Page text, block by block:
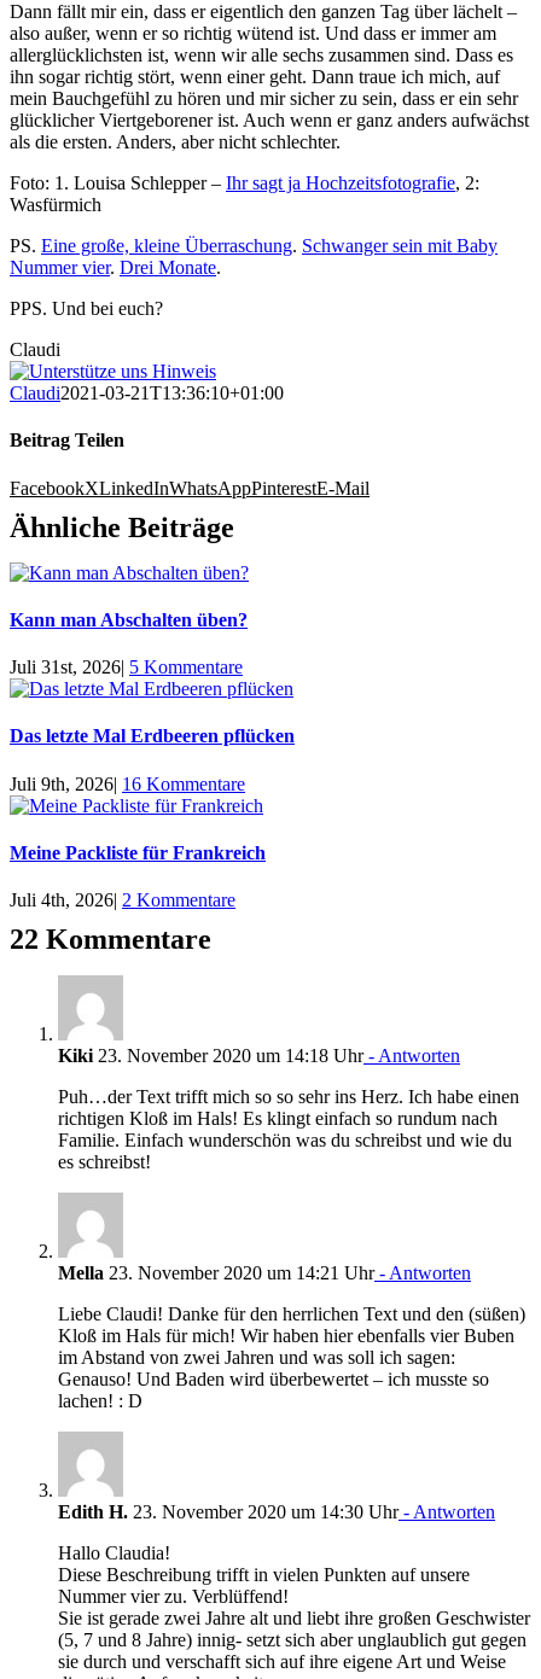
Dann fällt mir ein, dass er eigentlich den ganzen Tag über lächelt –
also außer, wenn er so richtig wütend ist. Und dass er immer am
allerglücklichsten ist, wenn wir alle sechs zusammen sind. Dass es
ihn sogar richtig stört, wenn einer geht. Dann traue ich mich, auf
mein Bauchgefühl zu hören und mir sicher zu sein, dass er ein sehr
glücklicher Viertgeborener ist. Auch wenn er ganz anders aufwächst
als die ersten. Anders, aber nicht schlechter.
Foto: 1. Louisa Schlepper – Ihr sagt ja Hochzeitsfotografie, 2:
Wasfürmich
PS. Eine große, kleine Überraschung. Schwanger sein mit Baby
Nummer vier. Drei Monate.
PPS. Und bei euch?
Claudi
Claudi2021-03-21T13:36:10+01:00
Beitrag Teilen
FacebookXLinkedInWhatsAppPinterestE-Mail
Ähnliche Beiträge
Kann man Abschalten üben?
Juli 31st, 2026| 5 Kommentare
Das letzte Mal Erdbeeren pflücken
Juli 9th, 2026| 16 Kommentare
Meine Packliste für Frankreich
Juli 4th, 2026| 2 Kommentare
22 Kommentare
Kiki 23. November 2020 um 14:18 Uhr- Antworten
Puh…der Text trifft mich so so sehr ins Herz. Ich habe einen
richtigen Kloß im Hals! Es klingt einfach so rundum nach
Familie. Einfach wunderschön was du schreibst und wie du
es schreibst!
Mella 23. November 2020 um 14:21 Uhr- Antworten
Liebe Claudi! Danke für den herrlichen Text und den (süßen)
Kloß im Hals für mich! Wir haben hier ebenfalls vier Buben
im Abstand von zwei Jahren und was soll ich sagen:
Genauso! Und Baden wird überbewertet – ich musste so
lachen! : D
Edith H. 23. November 2020 um 14:30 Uhr- Antworten
Hallo Claudia!
Diese Beschreibung trifft in vielen Punkten auf unsere
Nummer vier zu. Verblüffend!
Sie ist gerade zwei Jahre alt und liebt ihre großen Geschwister
(5, 7 und 8 Jahre) innig- setzt sich aber unglaublich gut gegen
sie durch und verschafft sich auf ihre eigene Art und Weise